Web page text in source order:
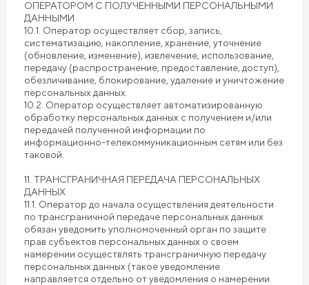
ОПЕРАТОРОМ С ПОЛУЧЕННЫМИ ПЕРСОНАЛЬНЫМИ
ДАННЫМИ
10.1. Оператор осуществляет сбор, запись,
систематизацию, накопление, хранение, уточнение
(обновление, изменение), извлечение, использование,
передачу (распространение, предоставление, доступ),
обезличивание, блокирование, удаление и уничтожение
персональных данных.
10.2. Оператор осуществляет автоматизированную
обработку персональных данных с получением и/или
передачей полученной информации по
информационно-телекоммуникационным сетям или без
таковой.
11. ТРАНСГРАНИЧНАЯ ПЕРЕДАЧА ПЕРСОНАЛЬНЫХ
ДАННЫХ
11.1. Оператор до начала осуществления деятельности
по трансграничной передаче персональных данных
обязан уведомить уполномоченный орган по защите
прав субъектов персональных данных о своем
намерении осуществлять трансграничную передачу
персональных данных (такое уведомление
направляется отдельно от уведомления о намерении